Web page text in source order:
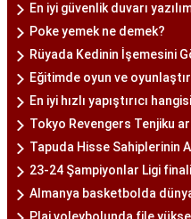
En iyi güvenlik duvarı
Poke yemek ne demek?
Rüyada Kedinin İşemesini
Eğitimde oyun ve
En iyi hızlı yapıştırıcı
Tokyo Revengers Tenjiku
Tapuda Hisse Sahiplerinin
23-24 Şampiyonlar Ligi
Almanya basketbolda